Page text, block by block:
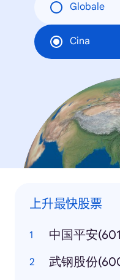
Globale
Cina
上升最快股票
中国平安
武钢股份